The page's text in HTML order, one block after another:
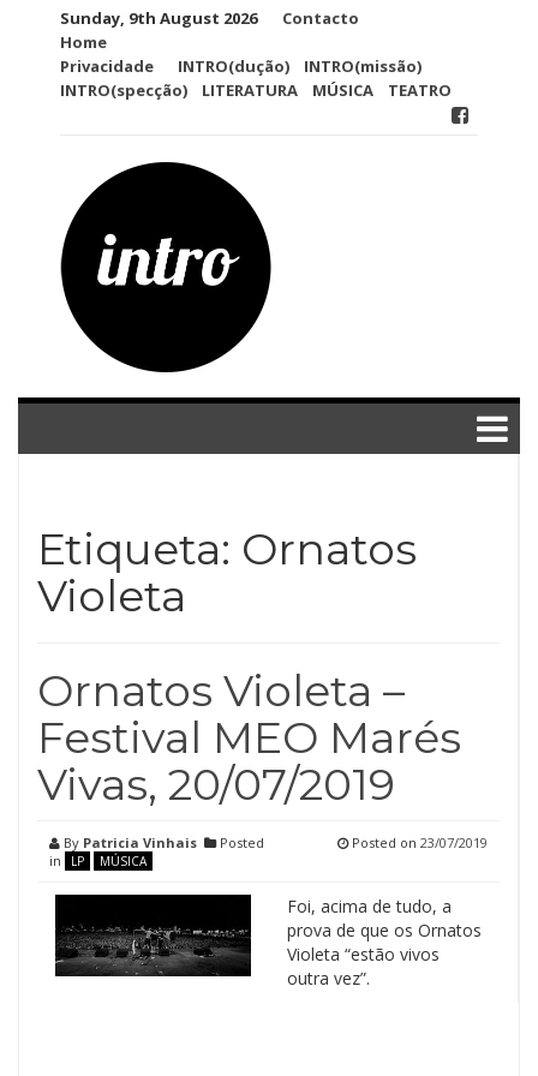
Sunday, 9th August 2026
Contacto
Home
Privacidade
INTRO(dução)
INTRO(missão)
INTRO(specção)
LITERATURA MÚSICA TEATRO
Etiqueta: Ornatos
Violeta
Ornatos Violeta –
Festival MEO Marés
Vivas, 20/07/2019
By Patricia Vinhais
Posted
in
LP MÚSICA
Posted on 23/07/2019
Foi, acima de tudo, a
prova de que os Ornatos
Violeta “estão vivos
outra vez”.